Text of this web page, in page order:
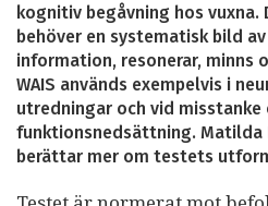
kognitiv begåvning hos vuxna.
behöver en systematisk bild
information, resonerar, minns
WAIS används exempelvis i
utredningar och vid
funktionsnedsättning. Matilda
berättar mer om testets